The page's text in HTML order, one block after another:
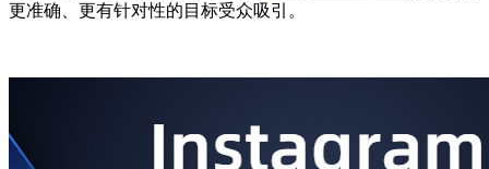
更准确、更有针对性的目标受众吸引。